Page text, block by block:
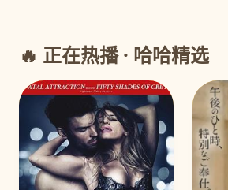
🔥 正在热播 · 哈哈精选